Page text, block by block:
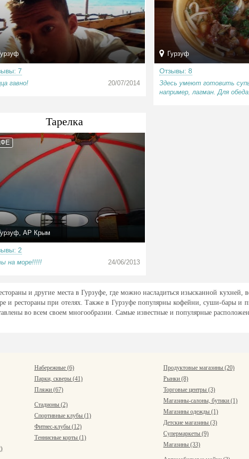
7
гавно! 20/07/2014
Гурзуф
Отзывы: 8
Здесь умеют готовить
например, лагман. Для
Тарелка
АР Крым
2
на море!!!!! 24/06/2013
и другие места в Гурзуфе, где можно насладиться изысканной кухней,
и рестораны при отелях. Также в Гурзуфе популярны кофейни, суши-бары и
во всем своем многообразии. Самые известные и популярные
Набережные (6)
Парки, скверы (41)
Пляжи (67)
Стадионы (2)
Спортивные клубы (1)
Фитнес-клубы (12)
Теннисные корты (1)
Продуктовые магазины (20)
Рынки (8)
Торговые центры (3)
Магазины-салоны, бутики (1)
Магазины одежды (1)
Детские магазины (3)
Супермаркеты (9)
Магазины (33)